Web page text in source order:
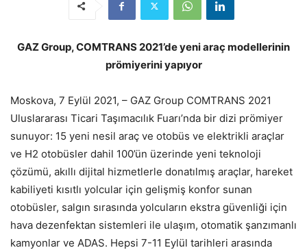
GAZ Group, COMTRANS 2021’de yeni araç modellerinin
prömiyerini yapıyor
Moskova, 7 Eylül 2021, – GAZ Group COMTRANS 2021
Uluslararası Ticari Taşımacılık Fuarı’nda bir dizi prömiyer
sunuyor: 15 yeni nesil araç ve otobüs ve elektrikli araçlar
ve H2 otobüsler dahil 100’ün üzerinde yeni teknoloji
çözümü, akıllı dijital hizmetlerle donatılmış araçlar, hareket
kabiliyeti kısıtlı yolcular için gelişmiş konfor sunan
otobüsler, salgın sırasında yolcuların ekstra güvenliği için
hava dezenfektan sistemleri ile ulaşım, otomatik şanzımanlı
kamyonlar ve ADAS. Hepsi 7-11 Eylül tarihleri ​​arasında